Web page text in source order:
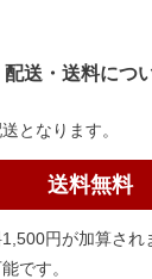
配送・送料につ
となります。
送料無料
円が加算され
です。